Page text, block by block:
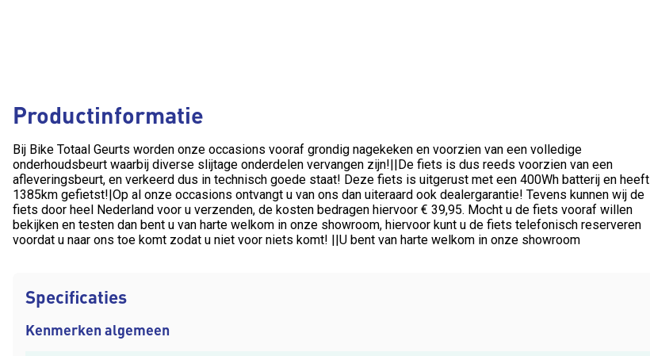
Productinformatie
Bij Bike Totaal Geurts worden onze occasions vooraf grondig nagekeken en voorzien van een volledige
onderhoudsbeurt waarbij diverse slijtage onderdelen vervangen zijn!||De fiets is dus reeds voorzien van een
afleveringsbeurt, en verkeerd dus in technisch goede staat! Deze fiets is uitgerust met een 400Wh batterij en heeft
1385km gefietst!|Op al onze occasions ontvangt u van ons dan uiteraard ook dealergarantie! Tevens kunnen wij de
fiets door heel Nederland voor u verzenden, de kosten bedragen hiervoor € 39,95. Mocht u de fiets vooraf willen
bekijken en testen dan bent u van harte welkom in onze showroom, hiervoor kunt u de fiets telefonisch reserveren
voordat u naar ons toe komt zodat u niet voor niets komt! ||U bent van harte welkom in onze showroom
Specificaties
Kenmerken algemeen